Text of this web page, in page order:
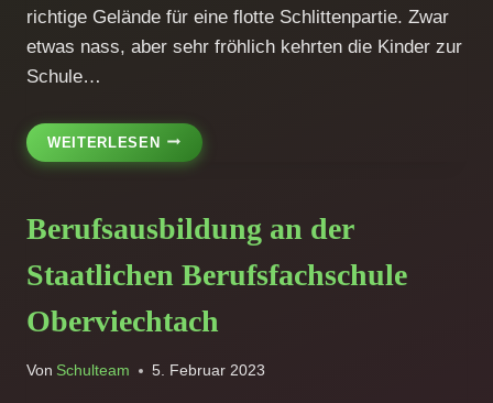
richtige Gelände für eine flotte Schlittenpartie. Zwar
etwas nass, aber sehr fröhlich kehrten die Kinder zur
Schule…
WEITERLESENEIN
FRÖHLICHER
DER
SCHLITTENBAHN
Berufsausbildung an der
Staatlichen Berufsfachschule
Oberviechtach
Von Schulteam 5. Februar 2023